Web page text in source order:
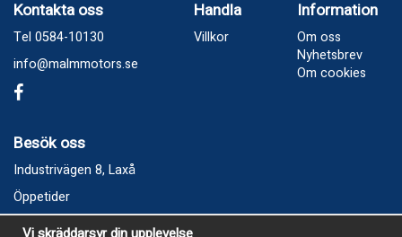
Kontakta oss
Tel 0584-10130
info@malmmotors.se
Handla
Villkor
Information
Om oss
Nyhetsbrev
Om cookies
Besök oss
Industrivägen 8, Laxå
Öppetider
Vecka 32